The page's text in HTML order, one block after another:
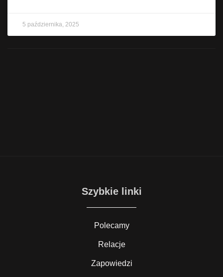
5 października, 2025
Szybkie linki
Polecamy
Relacje
Zapowiedzi